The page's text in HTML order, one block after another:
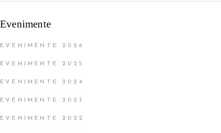
Evenimente
EVENIMENTE 2026
EVENIMENTE 2025
EVENIMENTE 2024
EVENIMENTE 2023
EVENIMENTE 2022